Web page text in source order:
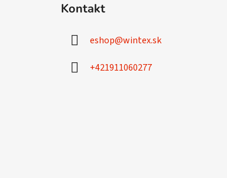
Kontakt
eshop@wintex.sk
+421911060277